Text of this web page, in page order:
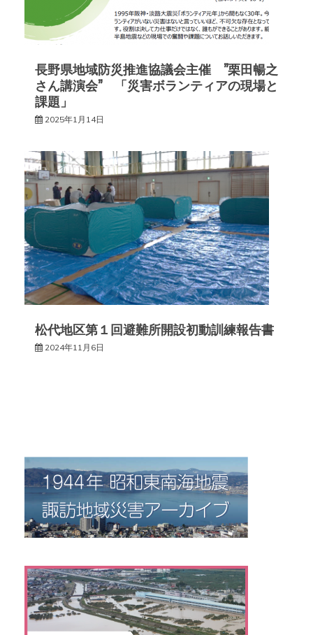
長野県地域防災推進協議会主催 ”栗田暢之
さん講演会” 「災害ボランティアの現場と
課題」
2025年1月14日
松代地区第１回避難所開設初動訓練報告書
2024年11月6日